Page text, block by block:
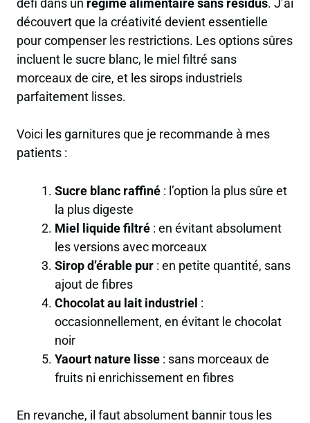
défi dans un régime alimentaire sans résidus. J’ai
découvert que la créativité devient essentielle
pour compenser les restrictions. Les options sûres
incluent le sucre blanc, le miel filtré sans
morceaux de cire, et les sirops industriels
parfaitement lisses.
Voici les garnitures que je recommande à mes
patients :
Sucre blanc raffiné: l’option la plus sûre et
la plus digeste
Miel liquide filtré: en évitant absolument
les versions avec morceaux
Sirop d’érable pur: en petite quantité, sans
ajout de fibres
Chocolat au lait industriel :
occasionnellement, en évitant le chocolat
noir
Yaourt nature lisse: sans morceaux de
fruits ni enrichissement en fibres
En revanche, il faut absolument bannir tous les